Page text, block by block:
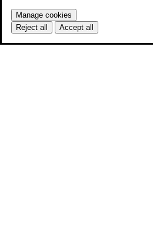
Manage cookies
Reject all
Accept all